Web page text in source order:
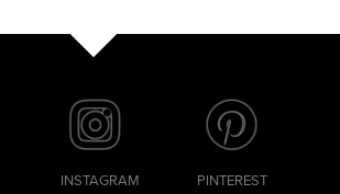
INSTAGRAM PINTEREST